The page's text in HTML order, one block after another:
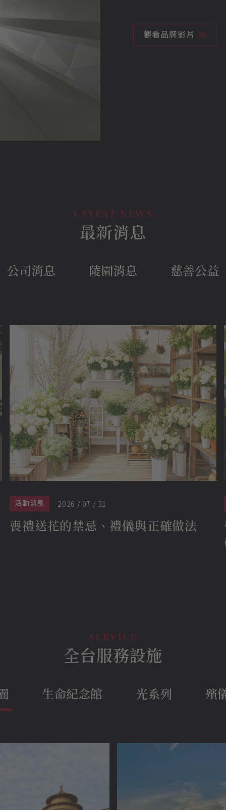
觀看品牌影片
最新消息
公司消息 陵園消息 慈善公益
活動消息 2026 / 07 / 31
喪禮送花的禁忌、禮儀與正確做法
全台服務設施
生命紀念館 光系列 殯